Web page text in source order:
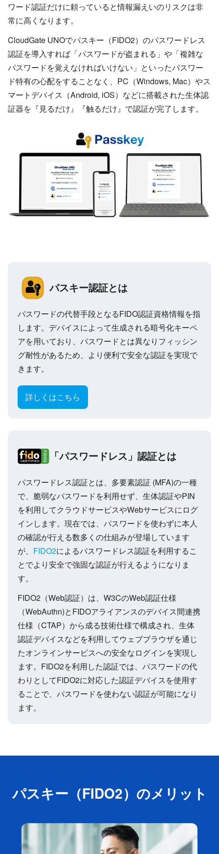
ワード認証だけに頼っていると情報漏えいのリスクは非
常に高くなります。
CloudGate UNOでパスキー（FIDO2）のパスワードレス
認証を導入すれば「パスワードが盗まれる」や「複雑な
パスワードを覚えなければいけない」といったパスワー
ド特有の心配をすることなく、PC（Windows, Mac）やス
マートデバイス（Android, iOS）などに搭載された生体認
証器を『見るだけ』『触るだけ』で認証が完了します。
パスキー認証とは
パスワードの代替手段となるFIDO認証資格情報を指
します。デバイスによって生成される暗号化キーペ
アを用いており、パスワードとは異なりフィッシン
グ耐性があるため、より便利で安全な認証を実現で
きます。
詳しくはこちら
「パスワードレス」認証とは
パスワードレス認証とは、多要素認証 (MFA)の一種
で、脆弱なパスワードを利用せず、生体認証やPIN
を利用してクラウドサービスやWebサービスにログ
インします。現在では、パスワードを使わずに本人
の確認が行える数多くの仕組みが登場しています
が、 FIDO2によるパスワードレス認証を利用するこ
とでより安全で強固な認証が行えるようになりま
す。
FIDO2（Web認証）は、W3CのWeb認証仕様
（WebAuthn)とFIDOアライアンスのデバイス間連携
仕様（CTAP）から成る技術仕様で構成され、生体
認証デバイスなどを利用してウェブブラウザを通じ
たオンラインサービスへの安全なログインを実現し
ます。FIDO2を利用した認証では、パスワードの代
わりとしてFIDO2に対応した認証デバイスを使用す
ることで、パスワードを使わない認証が可能になり
ます。
パスキー（FIDO2）のメリット